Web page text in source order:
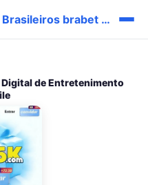
🎯 brabet Original Para Brasileiros brabet Trending | Cashback Pix 🔥
Digital de Entretenimento